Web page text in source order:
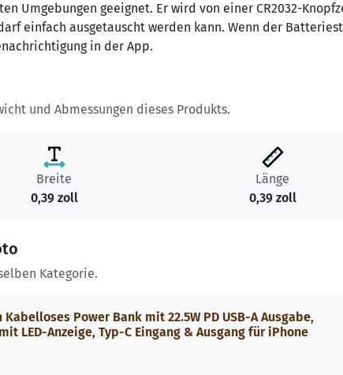
Umgebungen geeignet. Er wird von einer CR2032-
einfach ausgetauscht werden kann. Wenn der
in der App.
und Abmessungen dieses Produkts.
Breite
0,39 zoll
Länge
0,39 zoll
Kategorie.
Power Bank mit 22.5W PD USB-A Ausgabe,
LED-Anzeige, Typ-C Eingang & Ausgang für iPhone